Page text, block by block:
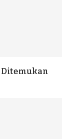
Ditemukan